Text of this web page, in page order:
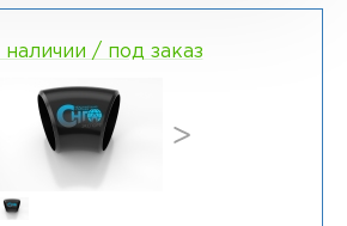
раструбные SW
свободные LJ
воротниковые удлиненные
наличии / под заказ